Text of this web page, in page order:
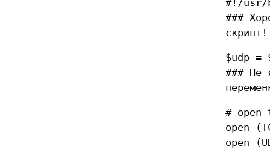
#!/usr/
###
скрипт!
$udp =
### Не
#
open
open